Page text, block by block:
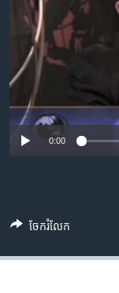
ទំព័រ​
រចនា
សម្ព័ន្ធ​
រំលង​
ទំព័រ​
រក
ទូរទស្សន៍ / វីដេអូ​
វិទ្យុ / ផតខាសថ៍
កម្មវិធីទាំងអស់
Khmer English
បណ្តាញ​សង្គម
ភាសា
No
0:00
ចែករំលែក